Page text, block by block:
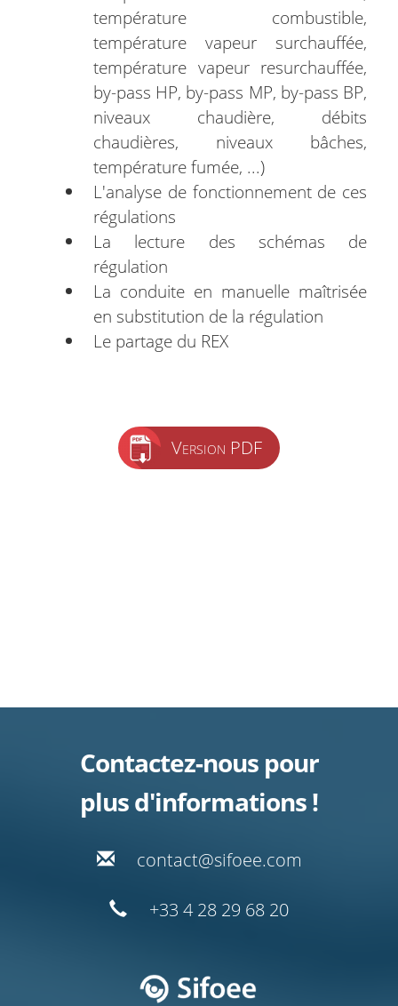
température combustible,
température vapeur surchauffée,
température vapeur resurchauffée,
by-pass HP, by-pass MP, by-pass BP,
niveaux chaudière, débits
chaudières, niveaux bâches,
température fumée, ...)
L'analyse de fonctionnement de ces
régulations
La lecture des schémas de
régulation
La conduite en manuelle maîtrisée
en substitution de la régulation
Le partage du REX
Version PDF
Contactez-nous pour
plus d'informations !
moc.eeofis@tcatnoc
02 86 92 82 4 33+